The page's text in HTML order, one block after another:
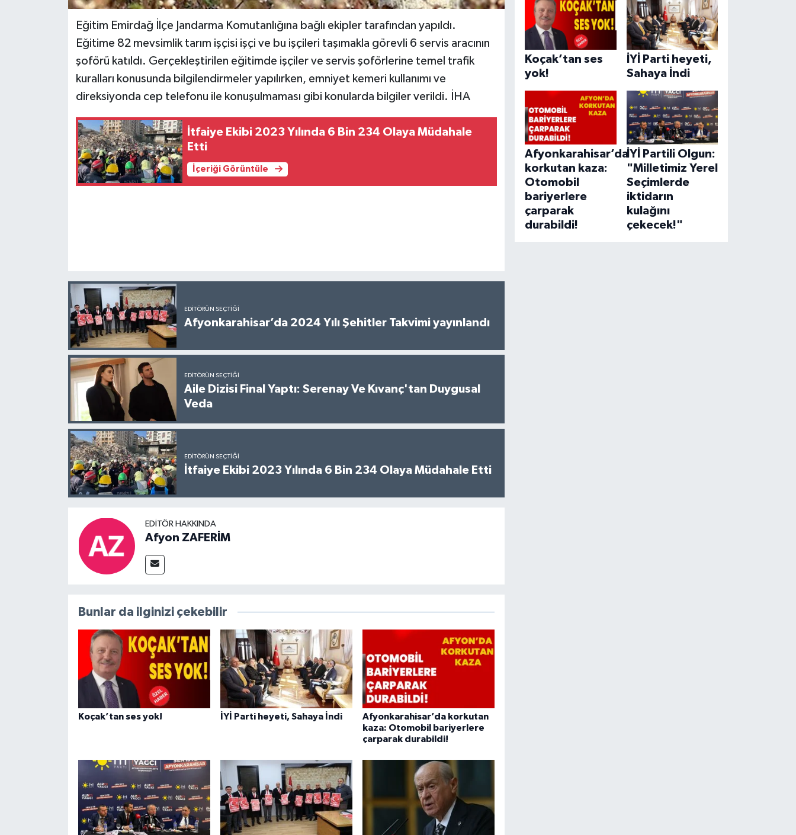
Eğitim Emirdağ İlçe Jandarma Komutanlığına bağlı ekipler tarafından yapıldı.
Eğitime 82 mevsimlik tarım işçisi işçi ve bu işçileri taşımakla görevli 6 servis aracının
şoförü katıldı. Gerçekleştirilen eğitimde işçiler ve servis şoförlerine temel trafik
kuralları konusunda bilgilendirmeler yapılırken, emniyet kemeri kullanımı ve
direksiyonda cep telefonu ile konuşulmaması gibi konularda bilgiler verildi. İHA
İtfaiye Ekibi 2023 Yılında 6 Bin 234 Olaya Müdahale
Etti
İçeriği Görüntüle
EDITÖRÜN SEÇTIĞI
Afyonkarahisar’da 2024 Yılı Şehitler Takvimi yayınlandı
EDITÖRÜN SEÇTIĞI
Aile Dizisi Final Yaptı: Serenay Ve Kıvanç'tan Duygusal
Veda
EDITÖRÜN SEÇTIĞI
İtfaiye Ekibi 2023 Yılında 6 Bin 234 Olaya Müdahale Etti
EDITÖR HAKKINDA
Afyon ZAFERİM
Bunlar da ilginizi çekebilir
Koçak’tan ses yok! İYİ Parti heyeti, Sahaya İndi
Afyonkarahisar’da korkutan
kaza: Otomobil bariyerlere
çarparak durabildi!
Koçak’tan ses
yok!
İYİ Parti heyeti,
Sahaya İndi
Afyonkarahisar’da
korkutan kaza:
Otomobil
bariyerlere
çarparak
durabildi!
İYİ Partili Olgun:
"Milletimiz Yerel
Seçimlerde
iktidarın
kulağını
çekecek!"